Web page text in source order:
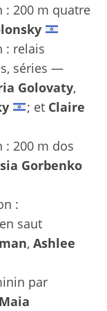
: 200 m quatre
: relais
séries —
Golovaty,
; et Claire
: 200 m dos
Gorbenko
:
saut
, Ashlee
par
Maia